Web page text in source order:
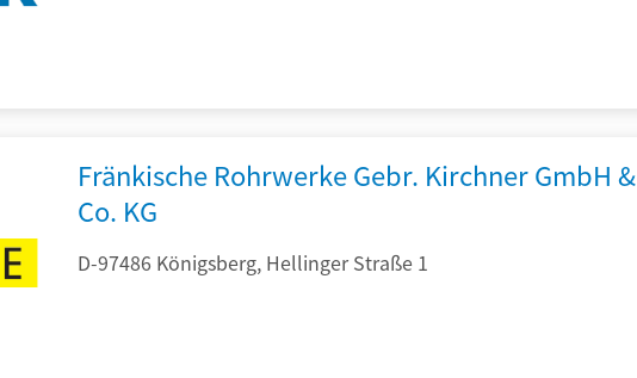
Fränkische Rohrwerke Gebr. Kirchner GmbH &
Co. KG
D-97486 Königsberg, Hellinger Straße 1